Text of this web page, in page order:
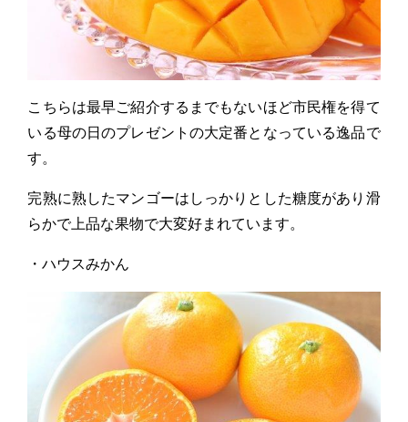
こちらは最早ご紹介するまでもないほど市民権を得て
いる母の日のプレゼントの大定番となっている逸品で
す。
完熟に熟したマンゴーはしっかりとした糖度があり滑
らかで上品な果物で大変好まれています。
・ハウスみかん